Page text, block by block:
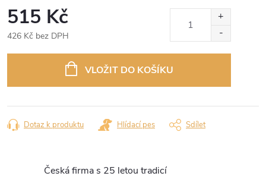
515 Kč
426 Kč bez DPH
VLOŽIT DO KOŠÍKU
Dotaz k produktu Hlídací pes Sdílet
Česká firma s 25 letou tradicí